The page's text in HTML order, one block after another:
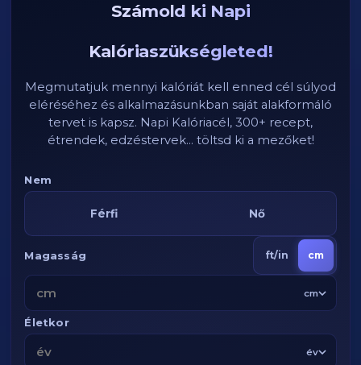
Számold ki Napi
Kalóriaszükségleted!
Megmutatjuk mennyi kalóriát kell enned cél súlyod
eléréséhez és alkalmazásunkban saját alakformáló
tervet is kapsz. Napi Kalóriacél, 300+ recept,
étrendek, edzéstervek... töltsd ki a mezőket!
Nem
Férfi Nő
Magasság ft/in cm
cm
Életkor
év